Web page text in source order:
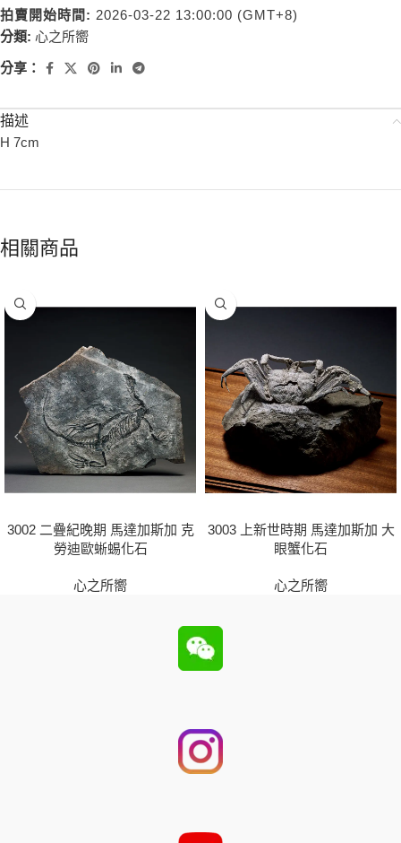
拍賣開始時間: 2026-03-22 13:00:00 (GMT+8)
分類: 心之所嚮
分享：
描述
H 7cm
相關商品
3002 二疊紀晚期 馬達加斯加 克
勞迪歐蜥蜴化石
心之所嚮
3003 上新世時期 馬達加斯加 大
眼蟹化石
心之所嚮